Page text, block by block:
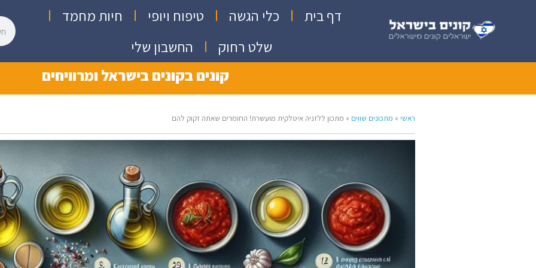
דף בית כלי הגשה טיפוח ויופי
חיות מחמד
שלט רחוק
החשבון שלי
קונים בקונים בישראל ומרוויחים
ראשי » מתכונים שווים » מתכון ללזניה איטלקית מועשרת! החומרים שאתה זקוק להם